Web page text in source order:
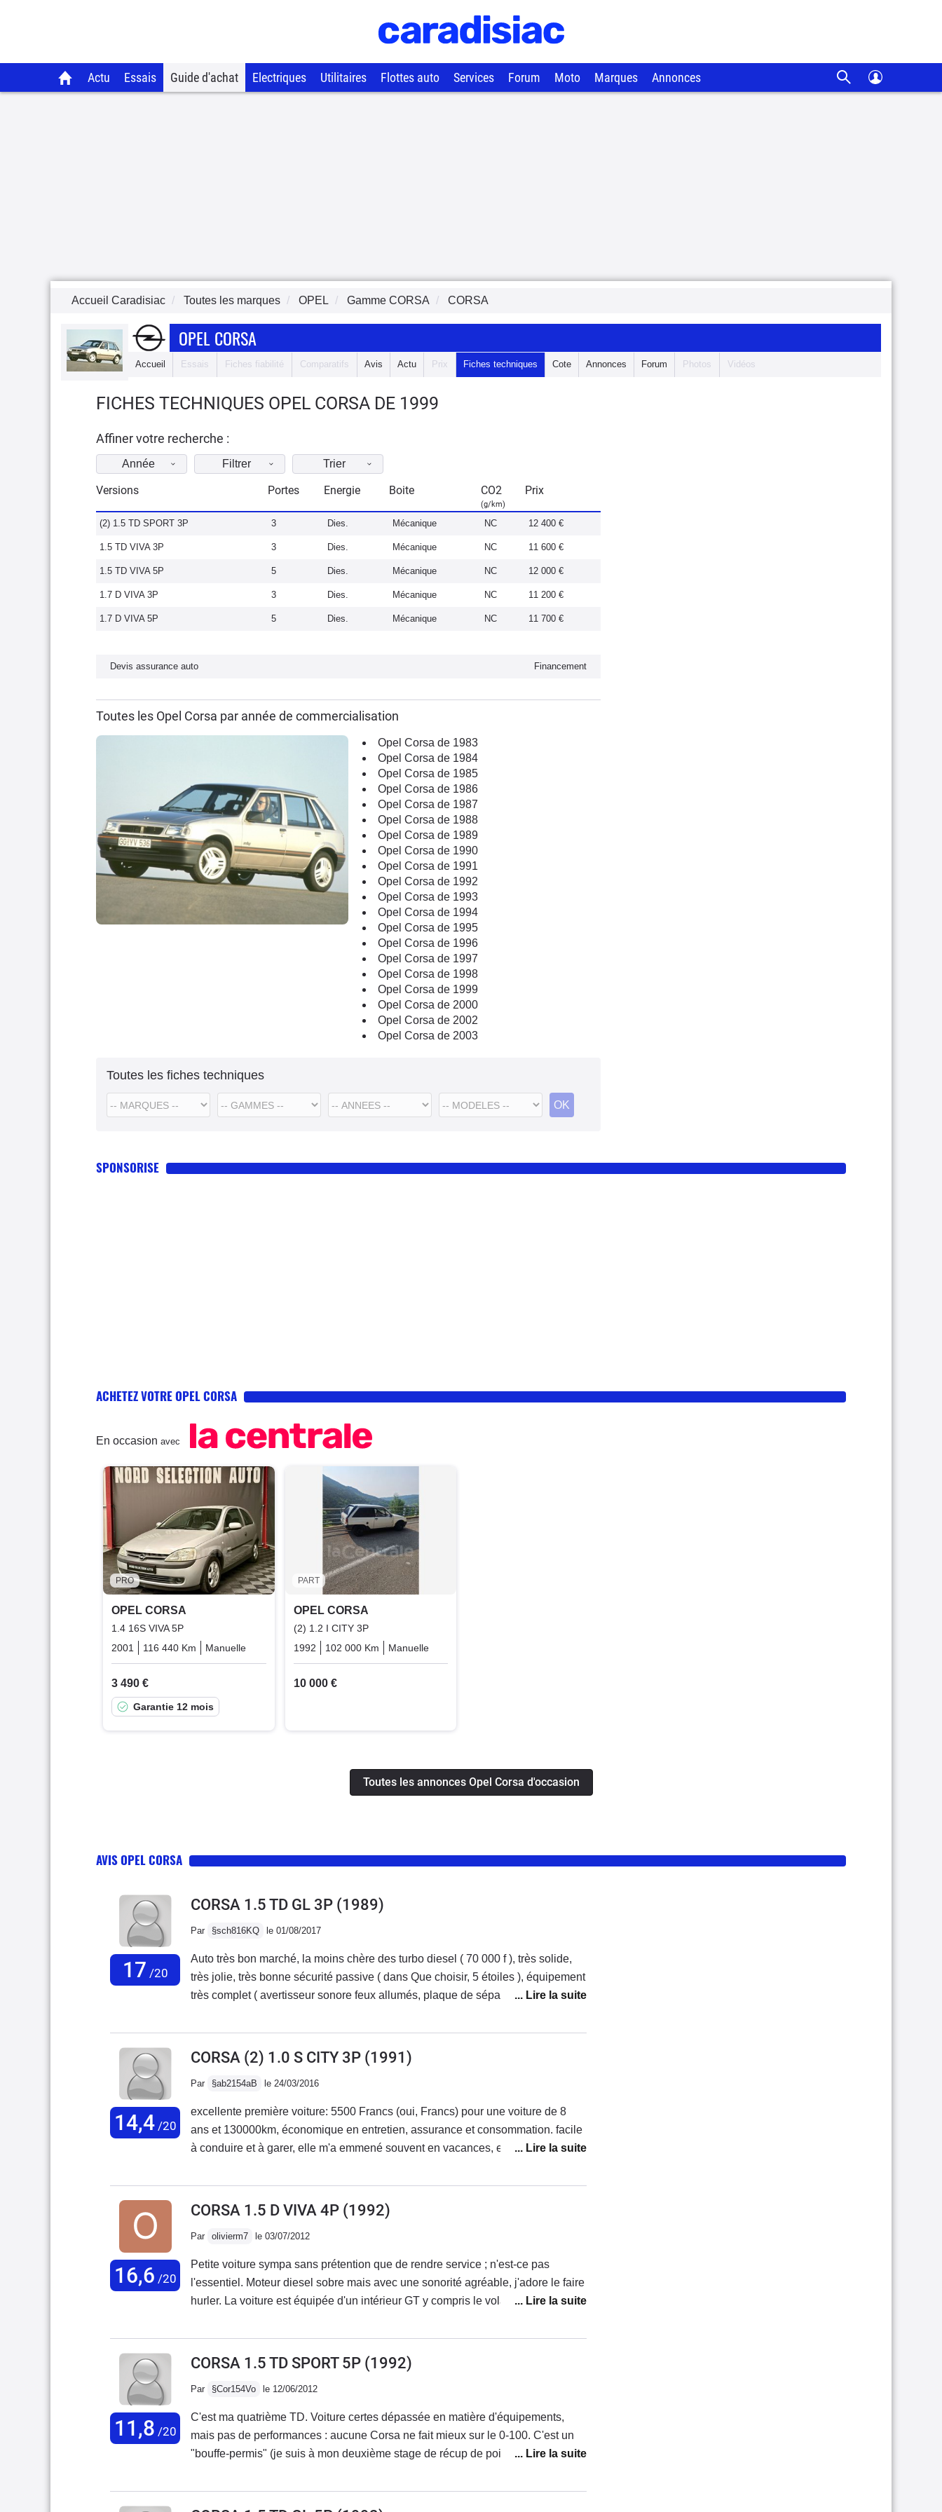
Actu Essais Guide d'achat Electriques Utilitaires Flottes auto Services Forum Moto Marques Annonces
Accueil Caradisiac Toutes les marques OPEL Gamme CORSA CORSA
OPEL CORSA
Accueil Essais Fiches fiabilité Comparatifs Avis Actu Prix Fiches techniques Cote Annonces Forum Photos Vidéos
FICHES TECHNIQUES OPEL CORSA DE 1999
Affiner votre recherche :
Année Filtrer Trier
Versions Portes Energie Boite CO2
(g/km)
Prix
(2) 1.5 TD SPORT 3P 3 Dies. Mécanique NC 12 400 €
1.5 TD VIVA 3P 3 Dies. Mécanique NC 11 600 €
1.5 TD VIVA 5P 5 Dies. Mécanique NC 12 000 €
1.7 D VIVA 3P 3 Dies. Mécanique NC 11 200 €
1.7 D VIVA 5P 5 Dies. Mécanique NC 11 700 €
Devis assurance auto Financement
Toutes les Opel Corsa par année de commercialisation
Opel Corsa de 1983
Opel Corsa de 1984
Opel Corsa de 1985
Opel Corsa de 1986
Opel Corsa de 1987
Opel Corsa de 1988
Opel Corsa de 1989
Opel Corsa de 1990
Opel Corsa de 1991
Opel Corsa de 1992
Opel Corsa de 1993
Opel Corsa de 1994
Opel Corsa de 1995
Opel Corsa de 1996
Opel Corsa de 1997
Opel Corsa de 1998
Opel Corsa de 1999
Opel Corsa de 2000
Opel Corsa de 2002
Opel Corsa de 2003
Toutes les fiches techniques
SPONSORISE
ACHETEZ VOTRE OPEL CORSA
En occasion avec
PRO
OPEL CORSA
1.4 16S VIVA 5P
2001
116 440 Km Manuelle
3 490 €
Garantie 12 mois
PART
OPEL CORSA
(2) 1.2 I CITY 3P
1992
102 000 Km Manuelle
10 000 €
Toutes les annonces Opel Corsa d'occasion
AVIS OPEL CORSA
17 /20
CORSA 1.5 TD GL 3P (1989)
Par §sch816KQ le 01/08/2017
Auto très bon marché, la moins chère des turbo diesel ( 70 000 f ), très solide,
très jolie, très bonne sécurité passive ( dans Que choisir, 5 étoiles ), équipement
très complet ( avertisseur sonore feux allumés, plaque de séparation, compte-
vitesse maxi réelle : 172 km/h ), nervosité ( km da : 34 s ), très bonnes reprises,
sobriété, diesel la plus sobre du monde ( cons moyenne : 5 l aux 100 km ),
14,4/20
CORSA (2) 1.0 S CITY 3P (1991)
Par §ab2154aB le 24/03/2016
excellente première voiture: 5500 Francs (oui, Francs) pour une voiture de 8
ans et 130000km, économique en entretien, assurance et consommation. facile
à conduire et à garer, elle m'a emmené souvent en vacances, et jusqu'en
à chaque fois.elle était la première voiture d'un copain puis a continué en
première voiture de mon frère.... et vendue 5000 F 4 ans après l'achat et
16,6 /20
CORSA 1.5 D VIVA 4P (1992)
Par olivierm7 le 03/07/2012
Petite voiture sympa sans prétention que de rendre service ; n'est-ce pas
l'essentiel. Moteur diesel sobre mais avec une sonorité agréable, j'adore le faire
hurler. La voiture est équipée d'un intérieur GT y compris le volant et de roues
qui ne peut plus déraper, vu la taille des pneus.
11,8 /20
CORSA 1.5 TD SPORT 5P (1992)
Par §Cor154Vo le 12/06/2012
C'est ma quatrième TD. Voiture certes dépassée en matière d'équipements,
mais pas de performances : aucune Corsa ne fait mieux sur le 0-100. C'est un
"bouffe-permis" (je suis à mon deuxième stage de récup de points). Avec la plus
gants".Économe : de 4,2 sur route normale à 5,2 sur autoroute à 140 compteur.
Aucun pb de moteur : ma dernière a 350 000 km, démarre au quart de tour et je